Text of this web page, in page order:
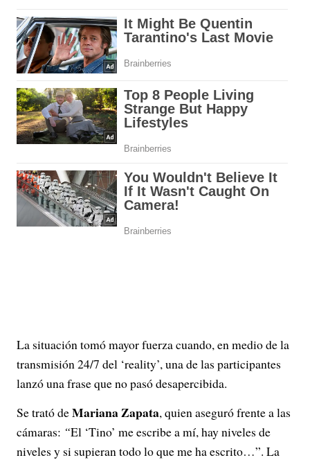
La situación tomó mayor fuerza cuando, en medio de la
transmisión 24/7 del ‘reality’, una de las participantes
lanzó una frase que no pasó desapercibida.
Se trató deMariana Zapata, quien aseguró frente a las
cámaras: “El ‘Tino’ me escribe a mí, hay niveles de
niveles y si supieran todo lo que me ha escrito…”. La